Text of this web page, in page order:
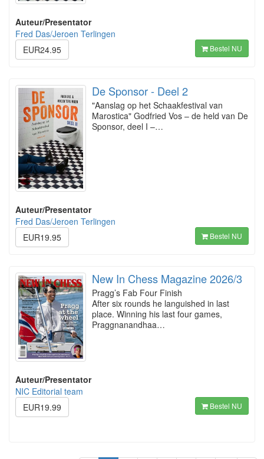
Auteur/Presentator
Fred Das/Jeroen Terlingen
EUR24.95
Bestel NU
De Sponsor - Deel 2
"Aanslag op het Schaakfestival van
Marostica" Godfried Vos – de held van De
Sponsor, deel I –…
Auteur/Presentator
Fred Das/Jeroen Terlingen
EUR19.95
Bestel NU
New In Chess Magazine 2026/3
Pragg’s Fab Four Finish
After six rounds he languished in last
place. Winning his last four games,
Praggnanandhaa…
Auteur/Presentator
NIC Editorial team
EUR19.99
Bestel NU